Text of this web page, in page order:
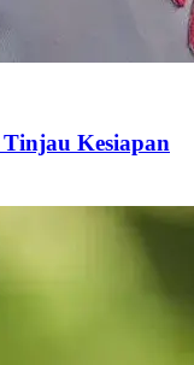
Kesiapan